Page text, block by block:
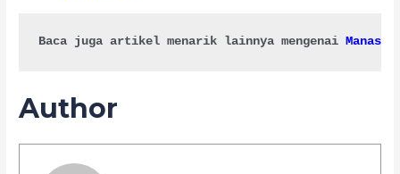
Baca juga artikel menarik lainnya mengenai
Author